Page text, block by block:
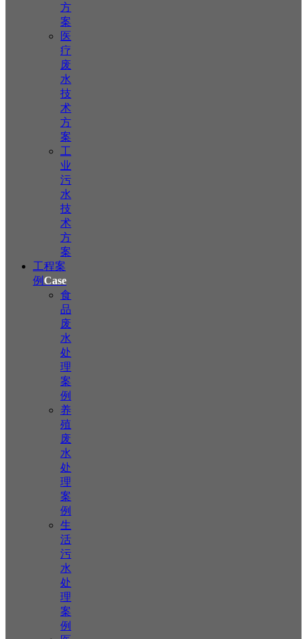
方
案
医
疗
废
水
技
术
方
案
工
业
污
水
技
术
方
案
工程案
例Case
食
品
废
水
处
理
案
例
养
殖
废
水
处
理
案
例
生
活
污
水
处
理
案
例